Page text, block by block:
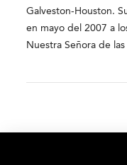
Galveston-Houston.
en mayo del 2007 a
Nuestra Señora de